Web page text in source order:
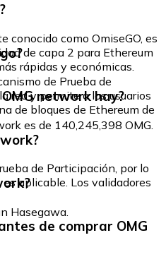
conocido como OmiseGO, es
de capa 2 para Ethereum
rápidas y económicas.
de Prueba de
red y permite a los usuarios
de bloques de Ethereum de
network hay?
es de 140,245,398 OMG.
de Participación, por lo
aplicable. Los validadores
Hasegawa.
de comprar OMG